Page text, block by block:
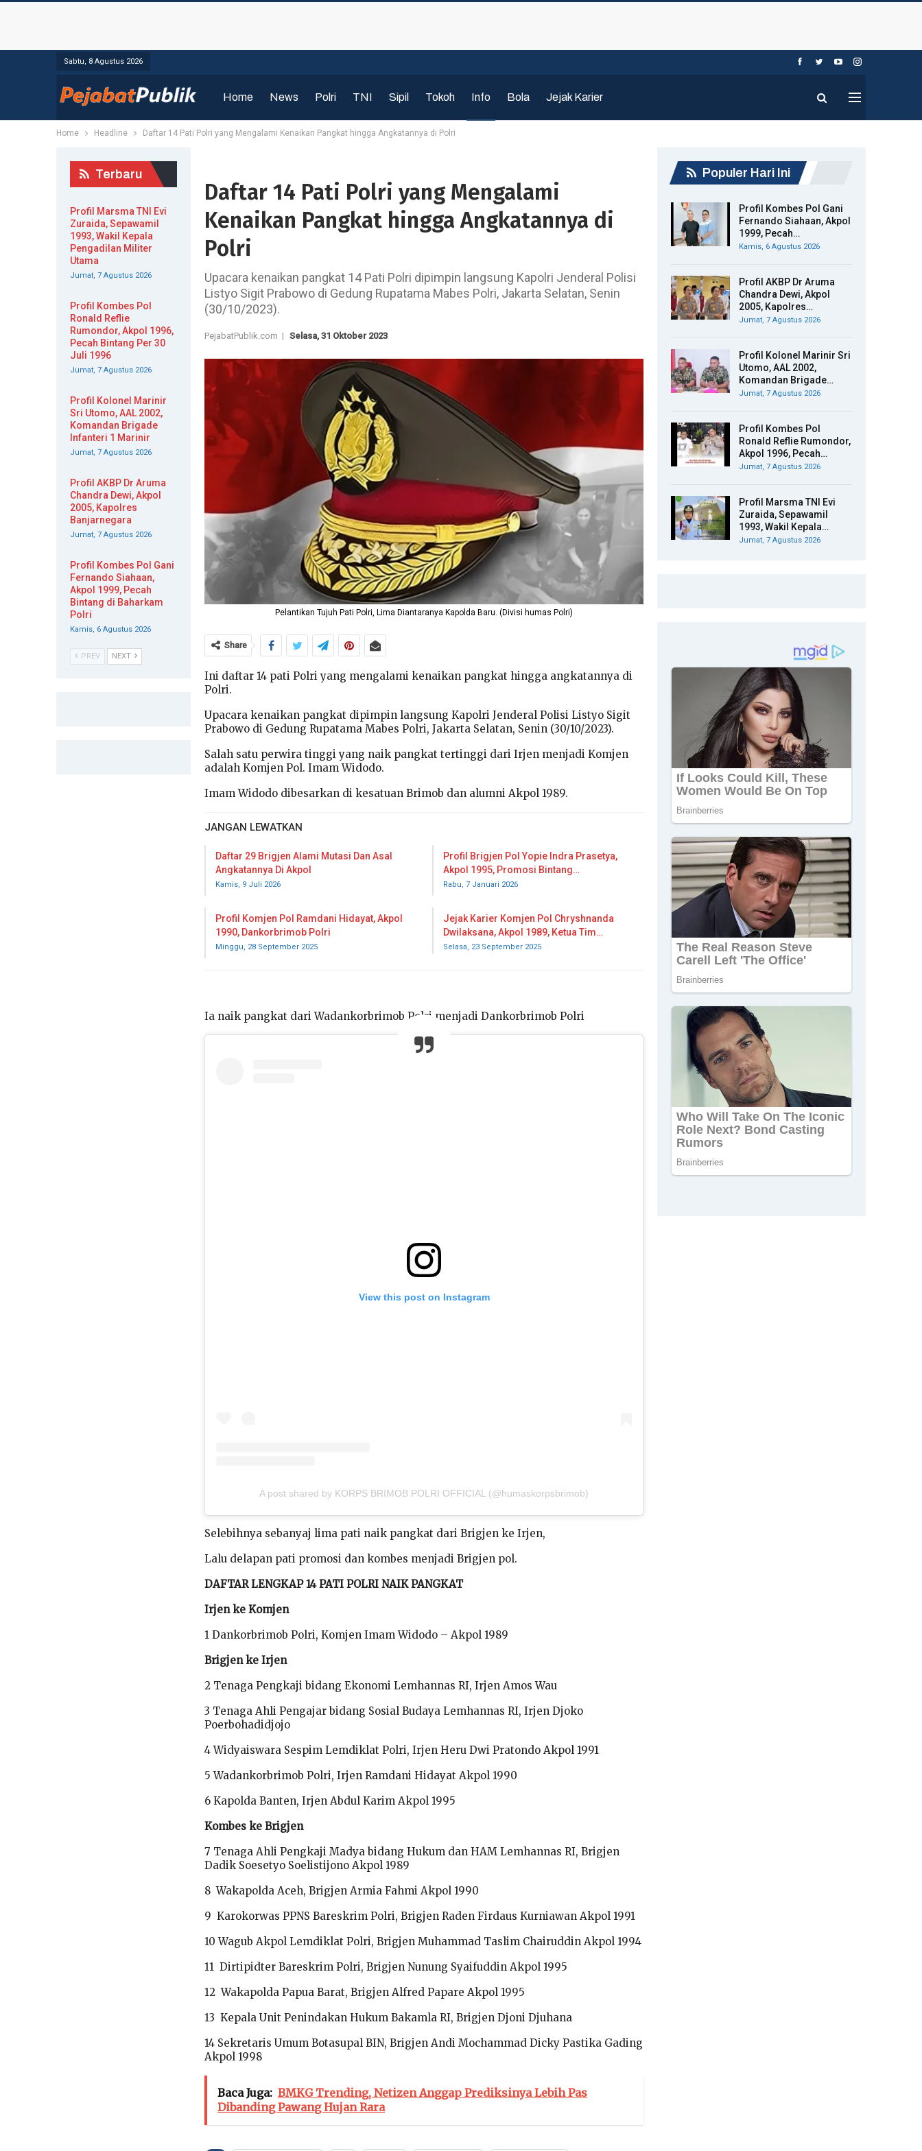
Sabtu, 8 Agustus 2026
Home News Polri TNI Sipil Tokoh Info Bola Jejak Karier
Home Headline Daftar 14 Pati Polri yang Mengalami Kenaikan Pangkat hingga Angkatannya di Polri
Daftar 14 Pati Polri yang Mengalami
Kenaikan Pangkat hingga Angkatannya di
Polri
Upacara kenaikan pangkat 14 Pati Polri dipimpin langsung Kapolri Jenderal Polisi
Listyo Sigit Prabowo di Gedung Rupatama Mabes Polri, Jakarta Selatan, Senin
(30/10/2023).
PejabatPublik.com | Selasa, 31 Oktober 2023
Pelantikan Tujuh Pati Polri, Lima Diantaranya Kapolda Baru. (Divisi humas Polri)
Share
Ini daftar 14 pati Polri yang mengalami kenaikan pangkat hingga angkatannya di
Polri.
Upacara kenaikan pangkat dipimpin langsung Kapolri Jenderal Polisi Listyo Sigit
Prabowo di Gedung Rupatama Mabes Polri, Jakarta Selatan, Senin (30/10/2023).
Salah satu perwira tinggi yang naik pangkat tertinggi dari Irjen menjadi Komjen
adalah Komjen Pol. Imam Widodo.
Imam Widodo dibesarkan di kesatuan Brimob dan alumni Akpol 1989.
JANGAN LEWATKAN
Daftar 29 Brigjen Alami Mutasi Dan Asal
Angkatannya Di Akpol
Kamis, 9 Juli 2026
Profil Brigjen Pol Yopie Indra Prasetya,
Akpol 1995, Promosi Bintang…
Rabu, 7 Januari 2026
Profil Komjen Pol Ramdani Hidayat, Akpol
1990, Dankorbrimob Polri
Minggu, 28 September 2025
Jejak Karier Komjen Pol Chryshnanda
Dwilaksana, Akpol 1989, Ketua Tim…
Selasa, 23 September 2025
Ia naik pangkat dari Wadankorbrimob Polri menjadi Dankorbrimob Polri
View this post on Instagram
A post shared by KORPS BRIMOB POLRI OFFICIAL (@humaskorpsbrimob)
Selebihnya sebanyaj lima pati naik pangkat dari Brigjen ke Irjen,
Lalu delapan pati promosi dan kombes menjadi Brigjen pol.
DAFTAR LENGKAP 14 PATI POLRI NAIK PANGKAT
Irjen ke Komjen
1 Dankorbrimob Polri, Komjen Imam Widodo – Akpol 1989
Brigjen ke Irjen
2 Tenaga Pengkaji bidang Ekonomi Lemhannas RI, Irjen Amos Wau
3 Tenaga Ahli Pengajar bidang Sosial Budaya Lemhannas RI, Irjen Djoko
Poerbohadidjojo
4 Widyaiswara Sespim Lemdiklat Polri, Irjen Heru Dwi Pratondo Akpol 1991
5 Wadankorbrimob Polri, Irjen Ramdani Hidayat Akpol 1990
6 Kapolda Banten, Irjen Abdul Karim Akpol 1995
Kombes ke Brigjen
7 Tenaga Ahli Pengkaji Madya bidang Hukum dan HAM Lemhannas RI, Brigjen
Dadik Soesetyo Soelistijono Akpol 1989
8 Wakapolda Aceh, Brigjen Armia Fahmi Akpol 1990
9 Karokorwas PPNS Bareskrim Polri, Brigjen Raden Firdaus Kurniawan Akpol 1991
10 Wagub Akpol Lemdiklat Polri, Brigjen Muhammad Taslim Chairuddin Akpol 1994
11 Dirtipidter Bareskrim Polri, Brigjen Nunung Syaifuddin Akpol 1995
12 Wakapolda Papua Barat, Brigjen Alfred Papare Akpol 1995
13 Kepala Unit Penindakan Hukum Bakamla RI, Brigjen Djoni Djuhana
14 Sekretaris Umum Botasupal BIN, Brigjen Andi Mochammad Dicky Pastika Gading
Akpol 1998
Baca Juga: BMKG Trending, Netizen Anggap Prediksinya Lebih Pas
Dibanding Pawang Hujan Rara
Populer Hari Ini
Profil Kombes Pol Gani
Fernando Siahaan, Akpol
1999, Pecah…
Kamis, 6 Agustus 2026
Profil AKBP Dr Aruma
Chandra Dewi, Akpol
2005, Kapolres…
Jumat, 7 Agustus 2026
Profil Kolonel Marinir Sri
Utomo, AAL 2002,
Komandan Brigade…
Jumat, 7 Agustus 2026
Profil Kombes Pol
Ronald Reflie Rumondor,
Akpol 1996, Pecah…
Jumat, 7 Agustus 2026
Profil Marsma TNI Evi
Zuraida, Sepawamil
1993, Wakil Kepala…
Jumat, 7 Agustus 2026
Terbaru
Profil Marsma TNI Evi
Zuraida, Sepawamil
1993, Wakil Kepala
Pengadilan Militer
Utama
Jumat, 7 Agustus 2026
Profil Kombes Pol
Ronald Reflie
Rumondor, Akpol 1996,
Pecah Bintang Per 30
Juli 1996
Jumat, 7 Agustus 2026
Profil Kolonel Marinir
Sri Utomo, AAL 2002,
Komandan Brigade
Infanteri 1 Marinir
Jumat, 7 Agustus 2026
Profil AKBP Dr Aruma
Chandra Dewi, Akpol
2005, Kapolres
Banjarnegara
Jumat, 7 Agustus 2026
Profil Kombes Pol Gani
Fernando Siahaan,
Akpol 1999, Pecah
Bintang di Baharkam
Polri
Kamis, 6 Agustus 2026
PREV NEXT